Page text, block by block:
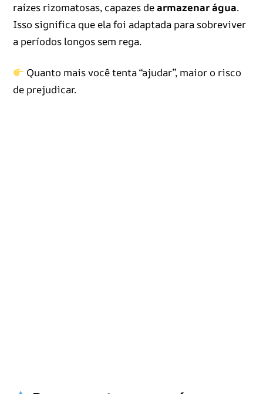
raízes rizomatosas, capazes dearmazenar água.
Isso significa que ela foi adaptada para sobreviver
a períodos longos sem rega.
Quanto mais você tenta “ajudar”, maior o risco
de prejudicar.